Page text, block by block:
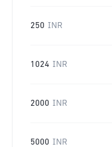
250 INR
1024 INR
2000 INR
5000 INR